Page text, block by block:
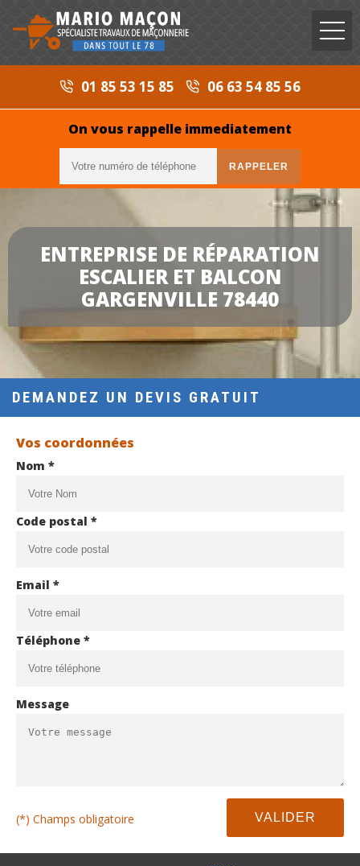
01 85 53 15 85 06 63 54 85 56
On vous rappelle immediatement
ENTREPRISE DE RÉPARATION
ESCALIER ET BALCON
GARGENVILLE 78440
DEMANDEZ UN DEVIS GRATUIT
Vos coordonnées
Nom *
Code postal *
Email *
Téléphone *
Message
(*) Champs obligatoire